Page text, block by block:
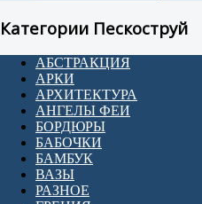
Категории Пескоструй
АБСТРАКЦИЯ
АРКИ
АРХИТЕКТУРА
АНГЕЛЫ ФЕИ
БОРДЮРЫ
БАБОЧКИ
БАМБУК
ВАЗЫ
РАЗНОЕ